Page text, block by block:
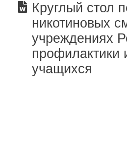
Круглый стол
никотиновых
учреждениях
профилактики
учащихся